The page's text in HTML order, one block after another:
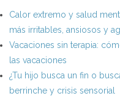
Calor extremo y salud
más irritables, ansiosos y
Vacaciones sin terapia:
las vacaciones
¿Tu hijo busca un fin o
berrinche y crisis sensorial